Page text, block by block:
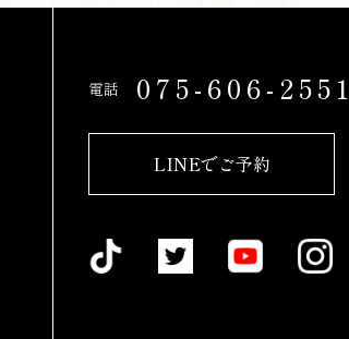
電話 075-606-2551
LINEでご予約